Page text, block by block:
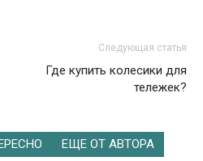
Следующая статья
Где купить колесики для
тележек?
ЕЩЕ ОТ АВТОРА